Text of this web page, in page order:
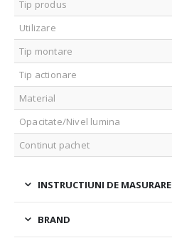
Tip produs
Utilizare
Tip montare
Tip actionare
Material
Opacitate/Nivel lumina
Continut pachet
INSTRUCTIUNI DE MASURARE
BRAND